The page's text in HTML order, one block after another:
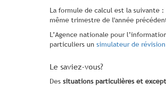
La formule de calcul est la suivante :
même trimestre de l'année
L’Agence nationale pour
particuliers un simulateur de
Le saviez-vous?
Des situations particulières et